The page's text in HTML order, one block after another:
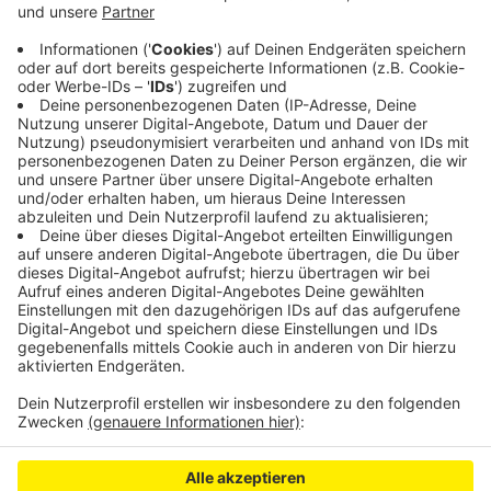
wehrte die Angriffe ab und wurde an den
Unterarmen verletzt. Freunde brachten ihn ins
Krankenhaus. Der Angreifer flüchtete, sein Name
ist aber laut Polizei bekannt.
Veröffentlicht: Dienstag, 11.06.2019 15:45
Anzeige
Anzeige